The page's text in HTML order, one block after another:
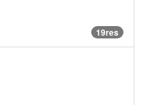
19res